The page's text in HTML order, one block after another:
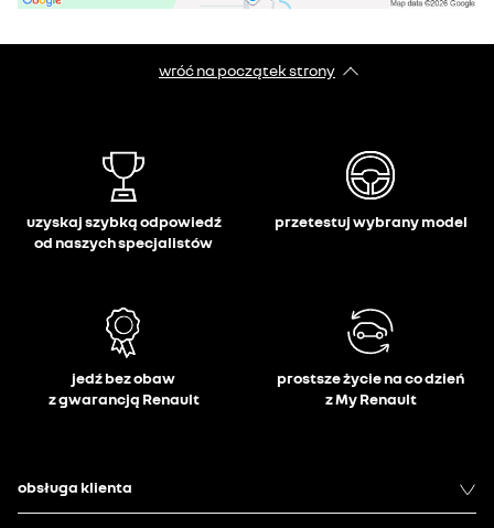
wróć na początek strony
uzyskaj szybką odpowiedź
od naszych specjalistów
przetestuj wybrany model
jedź bez obaw
z gwarancją Renault
prostsze życie na co dzień
z My Renault
obsługa klienta